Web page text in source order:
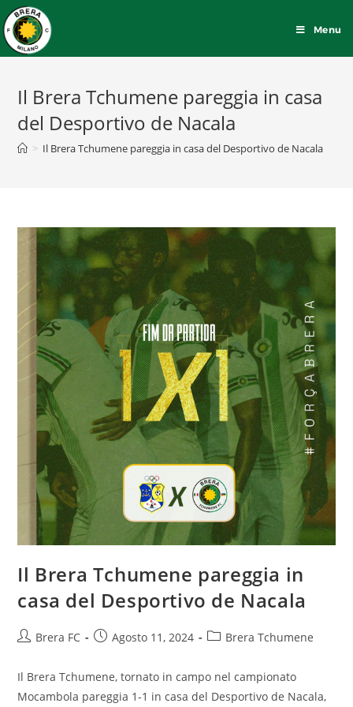
Menu
Il Brera Tchumene pareggia in casa
del Desportivo de Nacala
> Il Brera Tchumene pareggia in casa del Desportivo de Nacala
Il Brera Tchumene pareggia in
casa del Desportivo de Nacala
Brera FC Agosto 11, 2024 Brera Tchumene
Il Brera Tchumene, tornato in campo nel campionato
Mocambola pareggia 1-1 in casa del Desportivo de Nacala,